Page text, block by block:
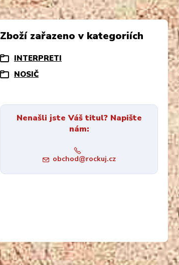
Zboží zařazeno v kategoriích
INTERPRETI
NOSIČ
Nenašli jste Váš titul? Napište
nám:
obchod@rockuj.cz